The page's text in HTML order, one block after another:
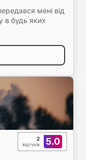
мені від
в будь яких
5.0
2
відгуків